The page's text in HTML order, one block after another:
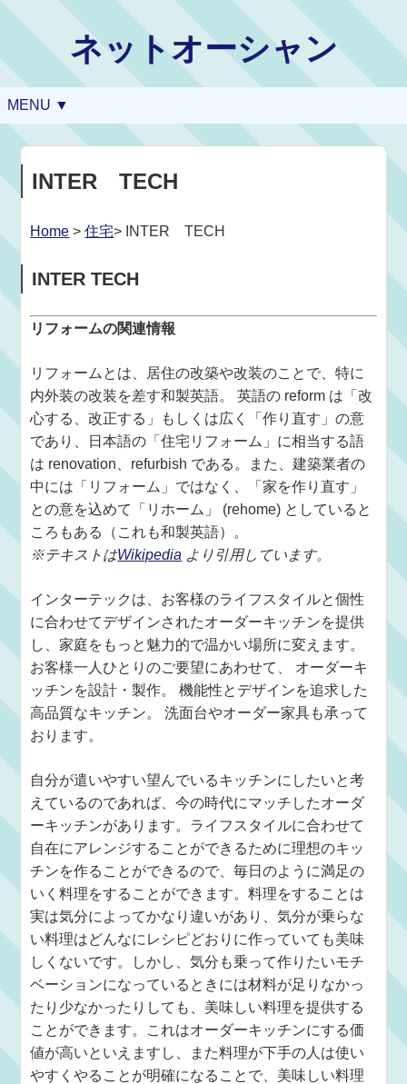
ネットオーシャン
MENU ▼
INTER TECH
Home >住宅> INTER TECH
INTER TECH
リフォームの関連情報
リフォームとは、居住の改築や改装のことで、特に
内外装の改装を差す和製英語。 英語の reform は「改
心する、改正する」もしくは広く「作り直す」の意
であり、日本語の「住宅リフォーム」に相当する語
は renovation、refurbish である。また、建築業者の
中には「リフォーム」ではなく、「家を作り直す」
との意を込めて「リホーム」 (rehome) としていると
ころもある（これも和製英語）。
※テキストはWikipedia より引用しています。
インターテックは、お客様のライフスタイルと個性
に合わせてデザインされたオーダーキッチンを提供
し、家庭をもっと魅力的で温かい場所に変えます。
お客様一人ひとりのご要望にあわせて、 オーダーキ
ッチンを設計・製作。 機能性とデザインを追求した
高品質なキッチン。 洗面台やオーダー家具も承って
おります。
自分が遣いやすい望んでいるキッチンにしたいと考
えているのであれば、今の時代にマッチしたオーダ
ーキッチンがあります。ライフスタイルに合わせて
自在にアレンジすることができるために理想のキッ
チンを作ることができるので、毎日のように満足の
いく料理をすることができます。料理をすることは
実は気分によってかなり違いがあり、気分が乗らな
い料理はどんなにレシピどおりに作っていても美味
しくないです。しかし、気分も乗って作りたいモチ
ベーションになっているときには材料が足りなかっ
たり少なかったりしても、美味しい料理を提供する
ことができます。これはオーダーキッチンにする価
値が高いといえますし、また料理が下手の人は使い
やすくやることが明確になることで、美味しい料理